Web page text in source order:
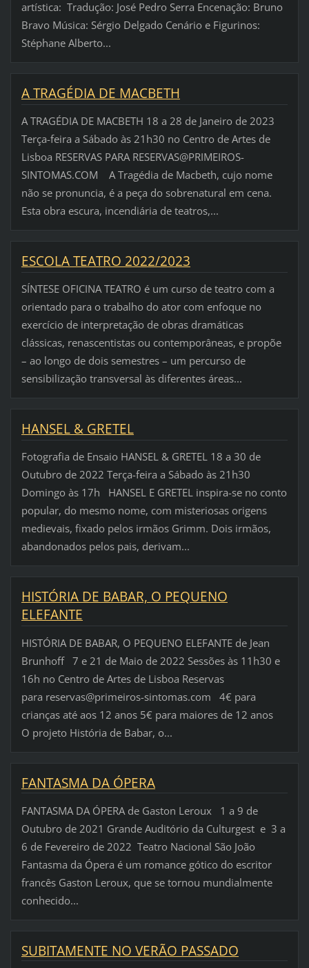
artística: Tradução: José Pedro Serra Encenação: Bruno
Bravo Música: Sérgio Delgado Cenário e Figurinos:
Stéphane Alberto...
A TRAGÉDIA DE MACBETH
A TRAGÉDIA DE MACBETH 18 a 28 de Janeiro de 2023
Terça-feira a Sábado às 21h30 no Centro de Artes de
Lisboa RESERVAS PARA RESERVAS@PRIMEIROS-
SINTOMAS.COM A Tragédia de Macbeth, cujo nome
não se pronuncia, é a peça do sobrenatural em cena.
Esta obra escura, incendiária de teatros,...
ESCOLA TEATRO 2022/2023
SÍNTESE OFICINA TEATRO é um curso de teatro com a
orientado para o trabalho do ator com enfoque no
exercício de interpretação de obras dramáticas
clássicas, renascentistas ou contemporâneas, e propõe
– ao longo de dois semestres – um percurso de
sensibilização transversal às diferentes áreas...
HANSEL & GRETEL
Fotografia de Ensaio HANSEL & GRETEL 18 a 30 de
Outubro de 2022 Terça-feira a Sábado às 21h30
Domingo às 17h HANSEL E GRETEL inspira-se no conto
popular, do mesmo nome, com misteriosas origens
medievais, fixado pelos irmãos Grimm. Dois irmãos,
abandonados pelos pais, derivam...
HISTÓRIA DE BABAR, O PEQUENO
ELEFANTE
HISTÓRIA DE BABAR, O PEQUENO ELEFANTE de Jean
Brunhoff 7 e 21 de Maio de 2022 Sessões às 11h30 e
16h no Centro de Artes de Lisboa Reservas
para reservas@primeiros-sintomas.com 4€ para
crianças até aos 12 anos 5€ para maiores de 12 anos
O projeto História de Babar, o...
FANTASMA DA ÓPERA
FANTASMA DA ÓPERA de Gaston Leroux 1 a 9 de
Outubro de 2021 Grande Auditório da Culturgest e 3 a
6 de Fevereiro de 2022 Teatro Nacional São João
Fantasma da Ópera é um romance gótico do escritor
francês Gaston Leroux, que se tornou mundialmente
conhecido...
SUBITAMENTE NO VERÃO PASSADO